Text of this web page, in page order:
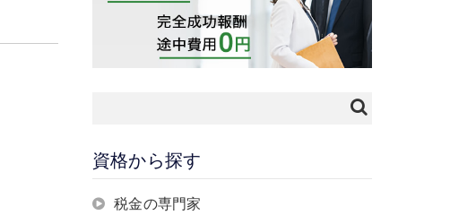
資格から探す
税金の専門家